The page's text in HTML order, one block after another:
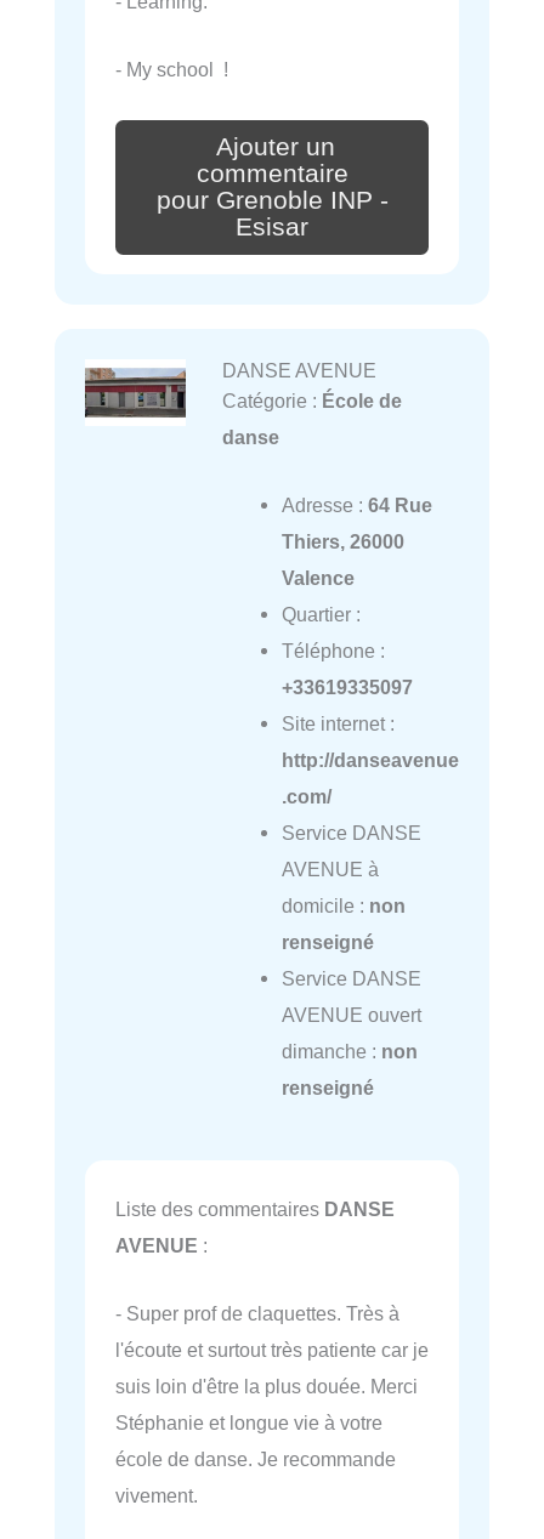
- My school !
Ajouter un
commentaire
pour Grenoble INP -
Esisar
DANSE AVENUE
Catégorie : École de
danse
Adresse : 64 Rue
Thiers, 26000
Valence
Quartier :
Téléphone :
+33619335097
Site internet :
http://danseavenue
.com/
Service DANSE
AVENUE à
domicile : non
renseigné
Service DANSE
AVENUE ouvert
dimanche : non
renseigné
Liste des commentaires DANSE
AVENUE :
- Super prof de claquettes. Très à
l'écoute et surtout très patiente car je
suis loin d'être la plus douée. Merci
Stéphanie et longue vie à votre
école de danse. Je recommande
vivement.